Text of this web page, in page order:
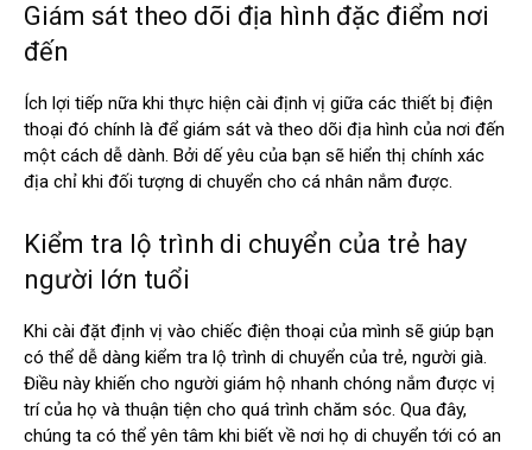
Giám sát theo dõi địa hình đặc điểm nơi
đến
Ích lợi tiếp nữa khi thực hiện cài định vị giữa các thiết bị điện
thoại đó chính là để giám sát và theo dõi địa hình của nơi đến
một cách dễ dành. Bởi dế yêu của bạn sẽ hiển thị chính xác
địa chỉ khi đối tượng di chuyển cho cá nhân nắm được.
Kiểm tra lộ trình di chuyển của trẻ hay
người lớn tuổi
Khi cài đặt định vị vào chiếc điện thoại của mình sẽ giúp bạn
có thể dễ dàng kiểm tra lộ trình di chuyển của trẻ, người già.
Điều này khiến cho người giám hộ nhanh chóng nắm được vị
trí của họ và thuận tiện cho quá trình chăm sóc. Qua đây,
chúng ta có thể yên tâm khi biết về nơi họ di chuyển tới có an